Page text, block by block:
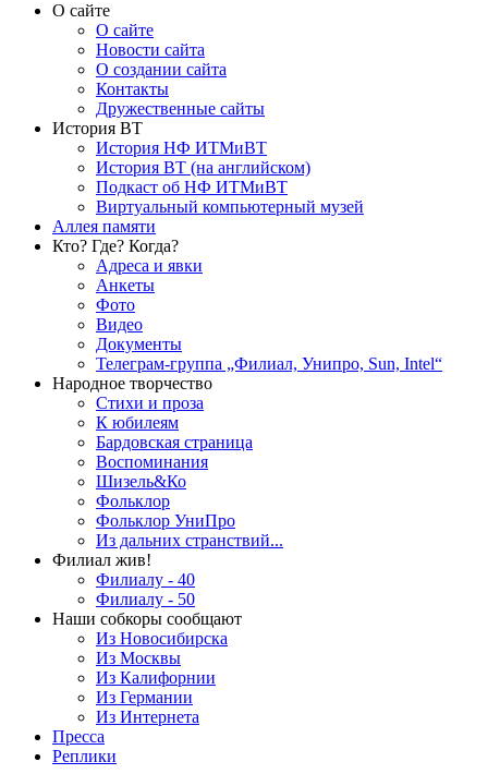
О сайте
О сайте
Новости сайта
О создании сайта
Контакты
Дружественные сайты
История ВТ
История НФ ИТМиВТ
История ВТ (на английском)
Подкаст об НФ ИТМиВТ
Виртуальный компьютерный музей
Аллея памяти
Кто? Где? Когда?
Адреса и явки
Анкеты
Фото
Видео
Документы
Телеграм-группа „Филиал, Унипро, Sun, Intel“
Народное творчество
Стихи и проза
К юбилеям
Бардовская страница
Воспоминания
Шизель&Ко
Фольклор
Фольклор УниПро
Из дальних странствий...
Филиал жив!
Филиалу - 40
Филиалу - 50
Наши собкоры сообщают
Из Новосибирска
Из Москвы
Из Калифорнии
Из Германии
Из Интернета
Пресса
Реплики